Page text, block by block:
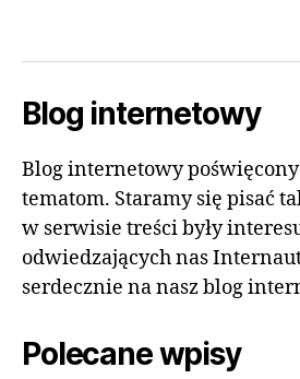
Blog internetowy
Blog internetowy
tematom. Staramy się pisać
w serwisie treści były
odwiedzających nas
serdecznie na nasz blog
Polecane wpisy